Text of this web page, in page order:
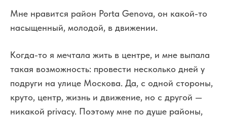
Мне нравится район Porta Genova, он какой-то
насыщенный, молодой, в движении.
Когда-то я мечтала жить в центре, и мне выпала
такая возможность: провести несколько дней у
подруги на улице Москова. Да, с одной стороны,
круто, центр, жизнь и движение, но с другой —
никакой privacy. Поэтому мне по душе районы,